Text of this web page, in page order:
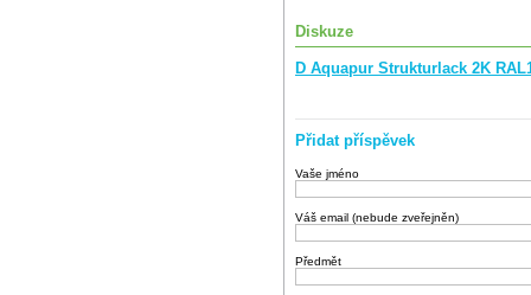
Diskuze
D Aquapur Strukturlack 2K
Přidat příspěvek
Vaše jméno
Váš email (nebude zveřejněn)
Předmět